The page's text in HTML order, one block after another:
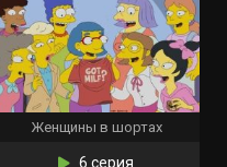
Женщины в шортах
6 серия